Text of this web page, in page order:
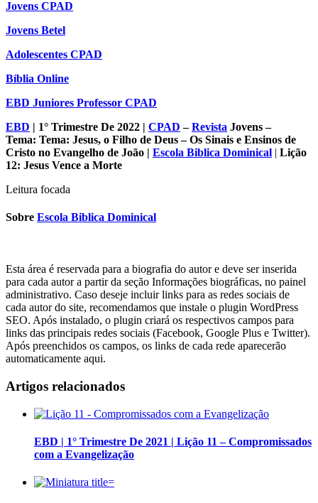
Jovens CPAD
Jovens Betel
Adolescentes CPAD
Bíblia Online
EBD Juniores Professor CPAD
EBD | 1° Trimestre De 2022 | CPAD –Revista Jovens –
Tema: Tema: Jesus, o Filho de Deus – Os Sinais e Ensinos de
Cristo no Evangelho de João | Escola Biblica Dominical | Lição
12: Jesus Vence a Morte
Leitura focada
Sobre Escola Biblica Dominical
Esta área é reservada para a biografia do autor e deve ser inserida
para cada autor a partir da seção Informações biográficas, no painel
administrativo. Caso deseje incluir links para as redes sociais de
cada autor do site, recomendamos que instale o plugin WordPress
SEO. Após instalado, o plugin criará os respectivos campos para
links das principais redes sociais (Facebook, Google Plus e Twitter).
Após preenchidos os campos, os links de cada rede aparecerão
automaticamente aqui.
Artigos relacionados
EBD | 1° Trimestre De 2021 | Lição 11 – Compromissados
com a Evangelização